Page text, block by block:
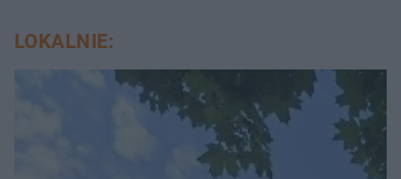
LOKALNIE: